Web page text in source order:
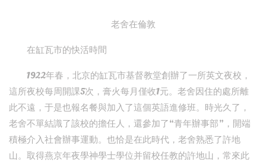
老舍在倫敦
在缸瓦市的快活時間
1922年春，北京的缸瓦市基督教堂創辦了一所英文夜校，
這所夜校每周開課5次，膏火每月僅收1元。老舍因住的處所離
此不遠，于是也報名餐與加入了這個英語進修班。時光久了，
老舍不單結識了該校的擔任人，還參加了“青年辦事部”，開端
積極介入社會辦事運動。也恰是在此時代，老舍熟悉了許地
山。取得燕京年夜學神學士學位并留校任教的許地山，常來此